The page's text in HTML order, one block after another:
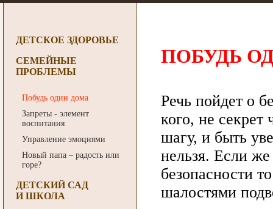
ДЕТСКОЕ ЗДОРОВЬЕ
СЕМЕЙНЫЕ
ПРОБЛЕМЫ
Побудь один дома
Запреты - элемент
воспитания
Управление эмоциями
Новый папа – радость или
горе?
ДЕТСКИЙ САД
И ШКОЛА
ПОБУДЬ
Речь пойдет о
кого, не секрет
шагу, и быть
нельзя. Если
безопасности
шалостями